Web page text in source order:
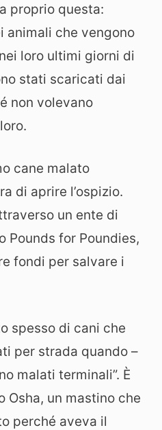
proprio questa:
animali che vengono
loro ultimi giorni di
stati scaricati dai
non volevano
cane malato
di aprire l’ospizio.
un ente di
Pounds for Poundies,
fondi per salvare i
spesso di cani che
per strada quando –
malati terminali”. È
Osha, un mastino che
perché aveva il